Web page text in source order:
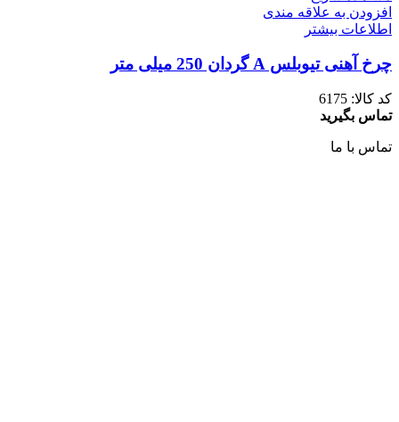
افزودن به علاقه مندی
اطلاعات بیشتر
چرخ آهنی تیوبلس A گردان 250 میلی متر
کد کالا: 6175
تماس بگیرید
تماس با ما